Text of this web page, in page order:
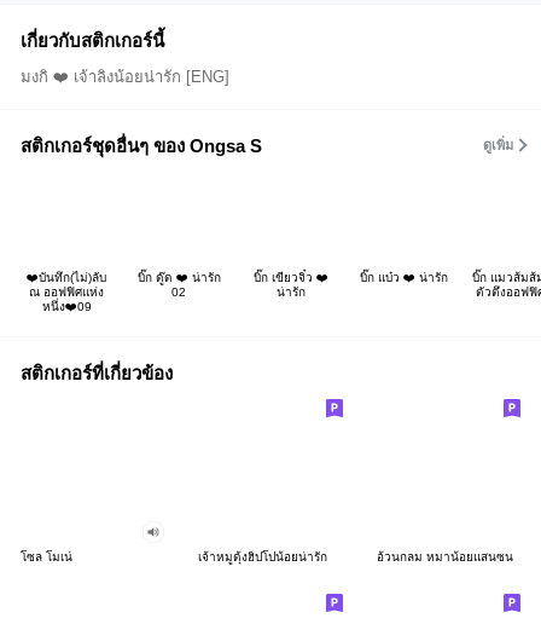
เกี่ยวกับสติกเกอร์นี้
มงกิ ❤️ เจ้าลิงน้อยน่ารัก [ENG]
สติกเกอร์ชุดอื่นๆ ของ Ongsa S ดูเพิ่ม
❤️บันทึก(ไม่)ลับ
ณ ออฟฟิศแห่ง
หนึ่ง❤️09
บิ๊ก ดู๊ด ❤️ น่ารัก
02
บิ๊ก เขียวจิ๋ว ❤️
น่ารัก
บิ๊ก แบ๋ว ❤️ น่ารัก
บิ๊ก แมวส้ม
ตัวตึงออฟฟิ
สติกเกอร์ที่เกี่ยวข้อง
โซล โมเน่ เจ้าหมูดุ้งฮิปโปน้อยน่ารัก อ้วนกลม หมาน้อยแสนซน